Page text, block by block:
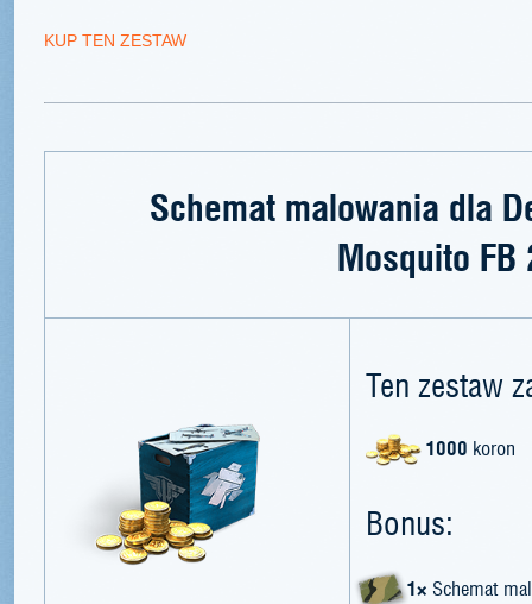
KUP TEN ZESTAW
Schemat malowania dla
Mosquito FB
Ten zestaw
1000 koron
Bonus:
1× Schemat